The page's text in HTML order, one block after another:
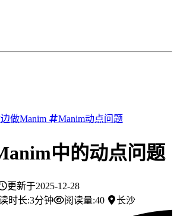
做Manim Manim动点问题
中的动点问题
更新于2025-12-28
时长:3分钟 阅读量:40 长沙